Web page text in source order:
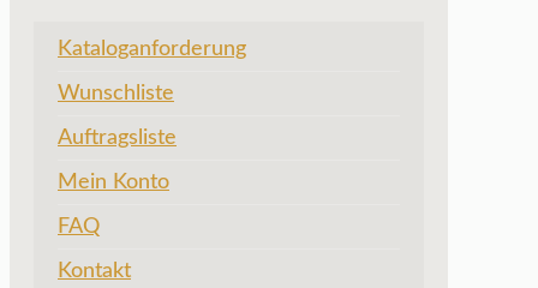
Kataloganforderung
Wunschliste
Auftragsliste
Mein Konto
FAQ
Kontakt